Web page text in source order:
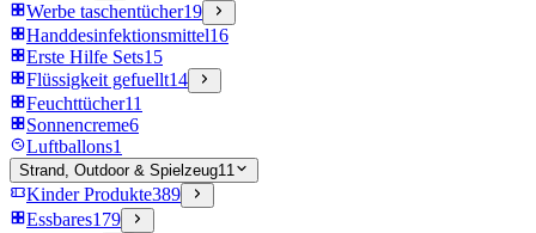
Werbe taschentücher19
Handdesinfektionsmittel16
Erste Hilfe Sets15
Flüssigkeit gefuellt14
Feuchttücher11
Sonnencreme6
Luftballons1
Strand, Outdoor & Spielzeug11
Kinder Produkte389
Essbares179